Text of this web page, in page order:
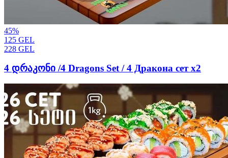
45%
125 GEL
228 GEL
4 დრაკონი /4 Dragons Set / 4 Дракона сет х2